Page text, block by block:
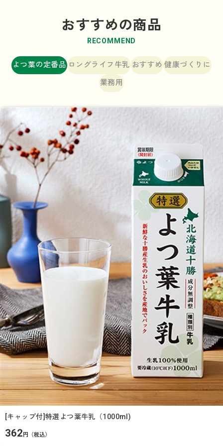
おすすめの商品
RECOMMEND
よつ葉の定番品 ロングライフ牛乳 おすすめ 健康づくりに
業務用
[キャップ付]特選よつ葉牛乳（1000ml)
362 円（税込）